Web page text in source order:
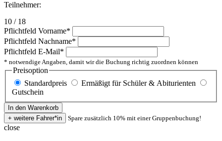
Teilnehmer:
10 / 18
Pflichtfeld Vorname*
Pflichtfeld Nachname*
Pflichtfeld E-Mail*
* notwendige Angaben, damit wir die Buchung richtig zuordnen können
Preisoption
Standardpreis
Ermäßigt für Schüler & Abiturienten
Gutschein
Spare zusätzlich 10% mit einer Gruppenbuchung!
close